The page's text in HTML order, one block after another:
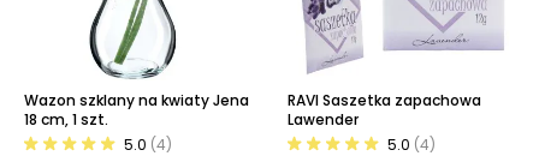
Wazon szklany na kwiaty Jena
18 cm, 1 szt.
5.0 (4)
RAVI Saszetka zapachowa
Lawender
5.0 (4)